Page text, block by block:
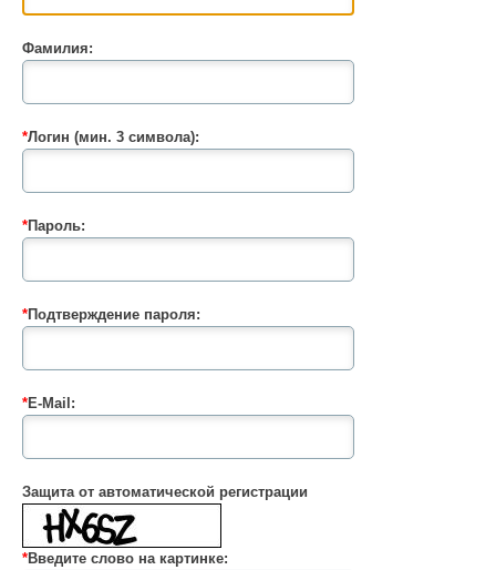
Фамилия:
*Логин (мин. 3 символа):
*Пароль:
*Подтверждение пароля:
*E-Mail:
Защита от автоматической регистрации
*Введите слово на картинке: